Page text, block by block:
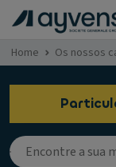
Home Os nossos